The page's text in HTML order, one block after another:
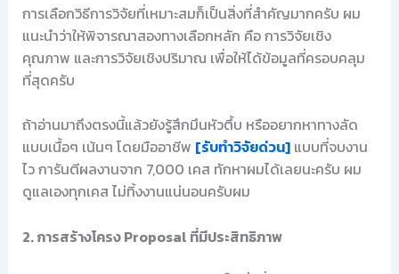
การเลือกวิธีการวิจัยที่เหมาะสมก็เป็นสิ่งที่สำคัญมากครับ ผม
แนะนำว่าให้พิจารณาสองทางเลือกหลัก คือ การวิจัยเชิง
คุณภาพ และการวิจัยเชิงปริมาณ เพื่อให้ได้ข้อมูลที่ครอบคลุม
ที่สุดครับ
ถ้าอ่านมาถึงตรงนี้แล้วยังรู้สึกมึนหัวตึ้บ หรืออยากหาทางลัด
แบบเนื้อๆ เน้นๆ โดยมืออาชีพ [รับทำวิจัยด่วน]แบบที่จบงาน
ไว การันตีผลงานจาก 7,000 เคส ทักหาผมได้เลยนะครับ ผม
ดูแลเองทุกเคส ไม่ทิ้งงานแน่นอนครับผม
2. การสร้างโครง Proposal ที่มีประสิทธิภาพ